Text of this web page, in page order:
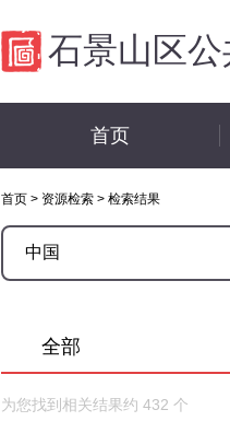
石景山区
首页
首页 > 资源检索 > 检索结果
全部
为您找到相关结果约 432 个